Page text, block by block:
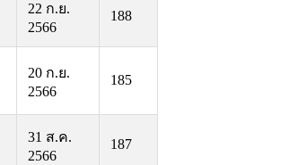
22 ก.ย.
2566
188
20 ก.ย.
2566
185
31 ส.ค.
2566
187